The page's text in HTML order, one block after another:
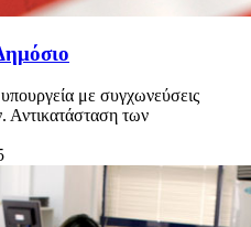
με συγχωνεύσεις
Αντικατάσταση των